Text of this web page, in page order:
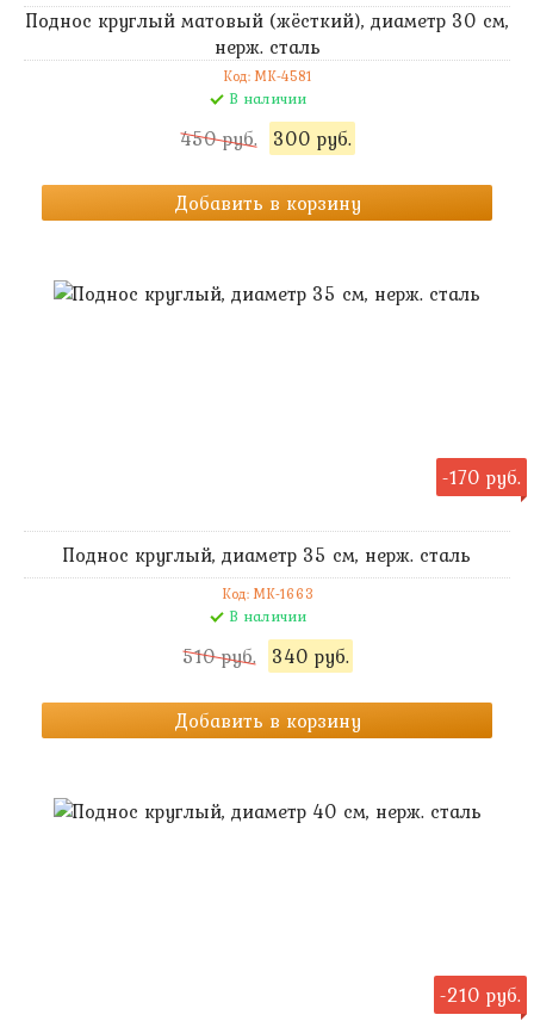
Поднос круглый матовый (жёсткий), диаметр 30 см,
нерж. сталь
Код: MK-4581
В наличии
450 руб. 300 руб.
Добавить в корзину
-170 руб.
Поднос круглый, диаметр 35 см, нерж. сталь
Код: MK-1663
В наличии
510 руб. 340 руб.
Добавить в корзину
-210 руб.